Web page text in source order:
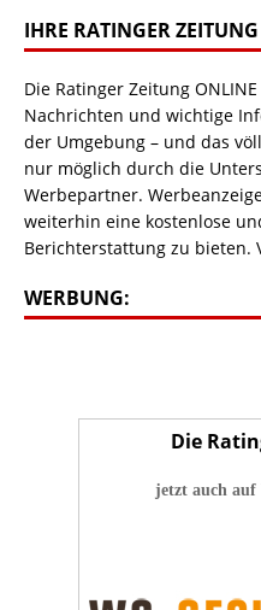
IHRE RATINGER
Die Ratinger Zeitung
Nachrichten und wichtige
der Umgebung – und das
nur möglich durch die
Werbepartner.
weiterhin eine kostenlose
Berichterstattung zu bieten.
WERBUNG:
Die
jetzt auch auf